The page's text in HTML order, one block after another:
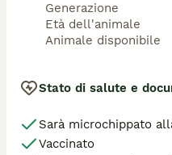
Generazione
Età dell'animale
Animale disponibile
Stato di salute e
Sarà microchippato
Vaccinato